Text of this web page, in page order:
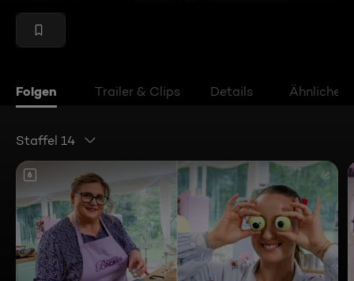
Folgen Trailer & Clips Details Ähnliche
Staffel 14
6